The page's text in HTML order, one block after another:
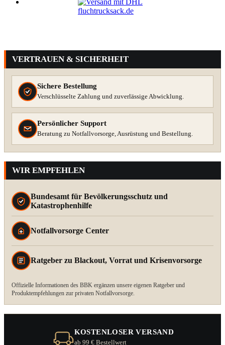
VERTRAUEN & SICHERHEIT
Sichere Bestellung
Verschlüsselte Zahlung und zuverlässige Abwicklung.
Persönlicher Support
Beratung zu Notfallvorsorge, Ausrüstung und Bestellung.
WIR EMPFEHLEN
Bundesamt für Bevölkerungsschutz und
Katastrophenhilfe
Notfallvorsorge Center
Ratgeber zu Blackout, Vorrat und Krisenvorsorge
Offizielle Informationen des BBK ergänzen unsere eigenen Ratgeber und
Produktempfehlungen zur privaten Notfallvorsorge.
KOSTENLOSER VERSAND
ab 99 € Bestellwert